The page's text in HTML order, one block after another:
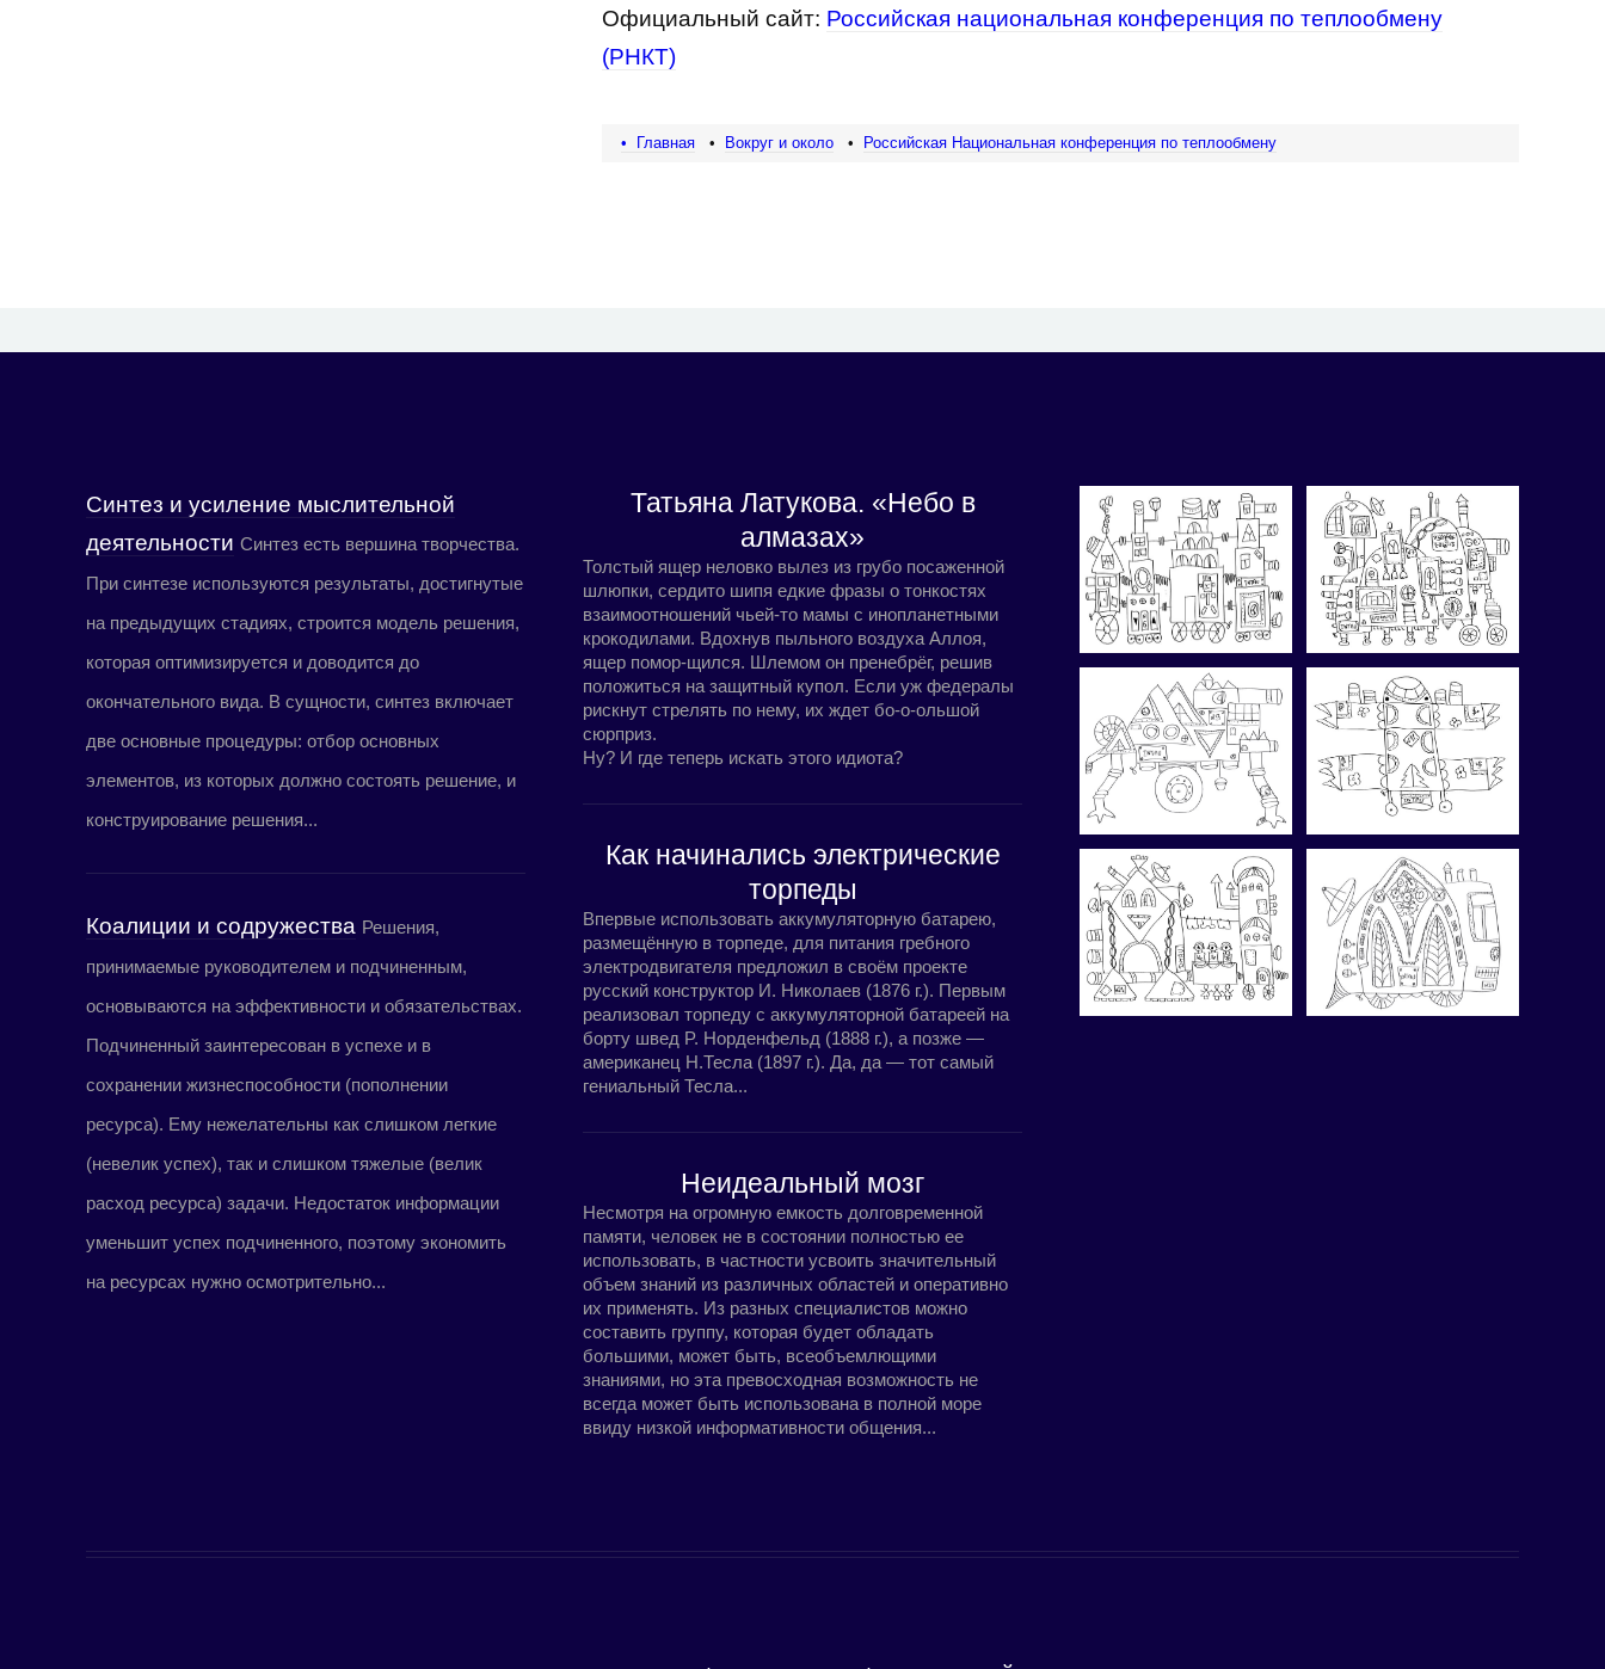
Официальный сайт: Российская национальная конференция по теплообмену
(РНКТ)
• Главная • Вокруг и около • Российская Национальная конференция по теплообмену
Синтез и усиление мыслительной
деятельности Синтез есть вершина творчества.
При синтезе используются результаты, достигнутые
на предыдущих стадиях, строится модель решения,
которая оптимизируется и доводится до
окончательного вида. В сущности, синтез включает
две основные процедуры: отбор основных
элементов, из которых должно состоять решение, и
конструирование решения...
Коалиции и содружества Решения,
принимаемые руководителем и подчиненным,
основываются на эффективности и обязательствах.
Подчиненный заинтересован в успехе и в
сохранении жизнеспособности (пополнении
ресурса). Ему нежелательны как слишком легкие
(невелик успех), так и слишком тяжелые (велик
расход ресурса) задачи. Недостаток информации
уменьшит успех подчиненного, поэтому экономить
на ресурсах нужно осмотрительно...
Татьяна Латукова. «Небо в
алмазах»
Толстый ящер неловко вылез из грубо посаженной
шлюпки, сердито шипя едкие фразы о тонкостях
взаимоотношений чьей-то мамы с инопланетными
крокодилами. Вдохнув пыльного воздуха Аллоя,
ящер помор-щился. Шлемом он пренебрёг, решив
положиться на защитный купол. Если уж федералы
рискнут стрелять по нему, их ждет бо-о-ольшой
сюрприз.
Ну? И где теперь искать этого идиота?
Как начинались электрические
торпеды
Впервые использовать аккумуляторную батарею,
размещённую в торпеде, для питания гребного
электродвигателя предложил в своём проекте
русский конструктор И. Николаев (1876 г.). Первым
реализовал торпеду с аккумуляторной батареей на
борту швед P. Норденфельд (1888 г.), а позже —
американец Н.Тесла (1897 г.). Да, да — тот самый
гениальный Тесла...
Неидеальный мозг
Несмотря на огромную емкость долговременной
памяти, человек не в состоянии полностью ее
использовать, в частности усвоить значительный
объем знаний из различных областей и оперативно
их применять. Из разных специалистов можно
составить группу, которая будет обладать
большими, может быть, всеобъемлющими
знаниями, но эта превосходная возможность не
всегда может быть использована в полной море
ввиду низкой информативности общения...